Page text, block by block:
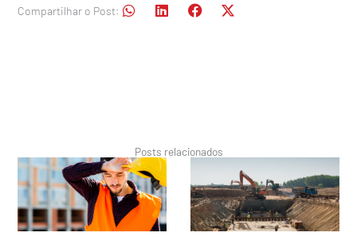
Compartilhar o Post:
Posts relacionados